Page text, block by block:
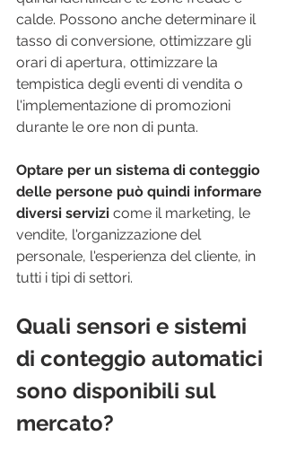
calde. Possono anche determinare il
tasso di conversione, ottimizzare gli
orari di apertura, ottimizzare la
tempistica degli eventi di vendita o
l'implementazione di promozioni
durante le ore non di punta.
Optare per un sistema di conteggio
delle persone può quindi informare
diversi servizi come il marketing, le
vendite, l'organizzazione del
personale, l'esperienza del cliente, in
tutti i tipi di settori.
Quali sensori e sistemi
di conteggio automatici
sono disponibili sul
mercato?